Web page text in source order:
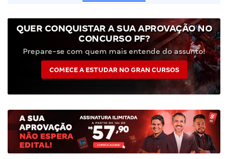
QUER CONQUISTAR A SUA APROVAÇÃO NO
CONCURSO PF?
Prepare-se com quem mais entende do assunto!
COMECE A ESTUDAR NO GRAN CURSOS